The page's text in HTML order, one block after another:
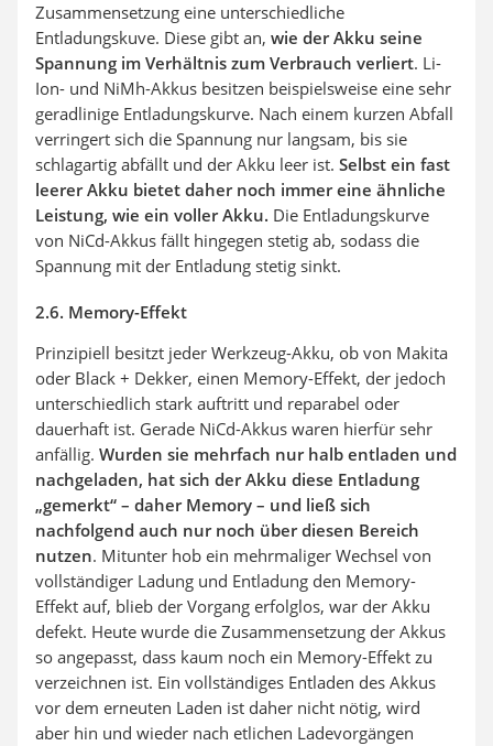
Zusammensetzung eine unterschiedliche
Entladungskuve. Diese gibt an, wie der Akku seine
Spannung im Verhältnis zum Verbrauch verliert. Li-
Ion- und NiMh-Akkus besitzen beispielsweise eine sehr
geradlinige Entladungskurve. Nach einem kurzen Abfall
verringert sich die Spannung nur langsam, bis sie
schlagartig abfällt und der Akku leer ist. Selbst ein fast
leerer Akku bietet daher noch immer eine ähnliche
Leistung, wie ein voller Akku. Die Entladungskurve
von NiCd-Akkus fällt hingegen stetig ab, sodass die
Spannung mit der Entladung stetig sinkt.
2.6. Memory-Effekt
Prinzipiell besitzt jeder Werkzeug-Akku, ob von Makita
oder Black + Dekker, einen Memory-Effekt, der jedoch
unterschiedlich stark auftritt und reparabel oder
dauerhaft ist. Gerade NiCd-Akkus waren hierfür sehr
anfällig. Wurden sie mehrfach nur halb entladen und
nachgeladen, hat sich der Akku diese Entladung
„gemerkt“ – daher Memory – und ließ sich
nachfolgend auch nur noch über diesen Bereich
nutzen. Mitunter hob ein mehrmaliger Wechsel von
vollständiger Ladung und Entladung den Memory-
Effekt auf, blieb der Vorgang erfolglos, war der Akku
defekt. Heute wurde die Zusammensetzung der Akkus
so angepasst, dass kaum noch ein Memory-Effekt zu
verzeichnen ist. Ein vollständiges Entladen des Akkus
vor dem erneuten Laden ist daher nicht nötig, wird
aber hin und wieder nach etlichen Ladevorgängen